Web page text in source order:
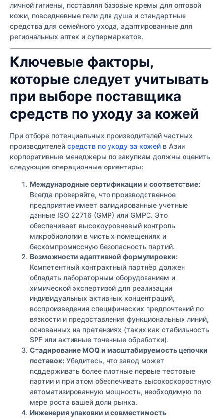
личной гигиены, поставляя базовые кремы для оптовой
кожи, повседневные гели для душа и стандартные
средства для семейного ухода, адаптированные для
региональных аптек и супермаркетов.
Ключевые факторы,
которые следует учитывать
при выборе поставщика
средств по уходу за кожей
При отборе потенциальных производителей частных
производителей средств по уходу за кожей в Азии
корпоративные менеджеры по закупкам должны оценить
следующие операционные ориентиры:
Международные сертификации и соответствие:
Всегда проверяйте, что производственное
предприятие имеет валидированные учетные
данные ISO 22716 (GMP) или GMPC. Это
обеспечивает высокоуровневый контроль
микробиологии в чистых помещениях и
бескомпромиссную безопасность партий.
Возможности адаптивной формулировки:
Компетентный контрактный партнёр должен
обладать лабораторным оборудованием и
химической экспертизой для реализации
индивидуальных активных концентраций,
воспроизведения специфических предпочтений по
вязкости и предоставления функциональных линий,
основанных на претензиях (таких как стабильность
SPF или активные точечные обработки).
Стадирование MOQ и масштабируемость цепочки
поставок: Убедитесь, что завод может
поддерживать более плотные первые тестовые
партии и при этом обеспечивать высокоскоростную
автоматизированную мощность, необходимую по
мере роста вашей доли рынка.
Инженерия упаковки и совместимость